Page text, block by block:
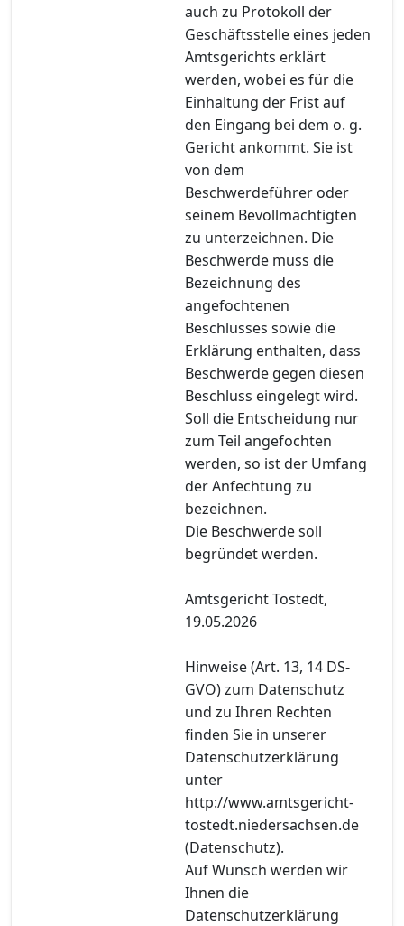
auch zu Protokoll der
Geschäftsstelle eines jeden
Amtsgerichts erklärt
werden, wobei es für die
Einhaltung der Frist auf
den Eingang bei dem o. g.
Gericht ankommt. Sie ist
von dem
Beschwerdeführer oder
seinem Bevollmächtigten
zu unterzeichnen. Die
Beschwerde muss die
Bezeichnung des
angefochtenen
Beschlusses sowie die
Erklärung enthalten, dass
Beschwerde gegen diesen
Beschluss eingelegt wird.
Soll die Entscheidung nur
zum Teil angefochten
werden, so ist der Umfang
der Anfechtung zu
bezeichnen.
Die Beschwerde soll
begründet werden.
Amtsgericht Tostedt,
19.05.2026
Hinweise (Art. 13, 14 DS-
GVO) zum Datenschutz
und zu Ihren Rechten
finden Sie in unserer
Datenschutzerklärung
unter
http://www.amtsgericht-
tostedt.niedersachsen.de
(Datenschutz).
Auf Wunsch werden wir
Ihnen die
Datenschutzerklärung